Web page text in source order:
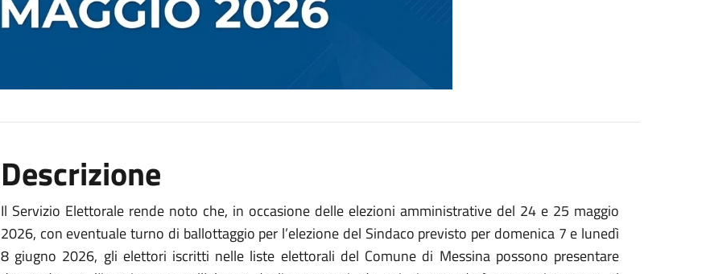
Descrizione
Il Servizio Elettorale rende noto che, in occasione delle elezioni amministrative del 24 e 25 maggio
2026, con eventuale turno di ballottaggio per l’elezione del Sindaco previsto per domenica 7 e lunedì
8 giugno 2026, gli elettori iscritti nelle liste elettorali del Comune di Messina possono presentare